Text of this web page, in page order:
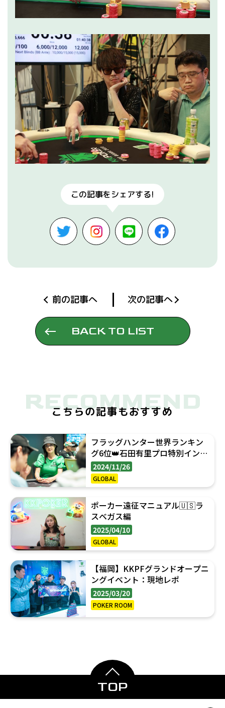
この記事をシェアする!
前の記事へ 次の記事へ
BACK TO LIST
RECOMMEND
こちらの記事もおすすめ
フラッグハンター世界ランキン
グ6位👑石田有里プロ特別インタ
ビュー
2024/11/26
GLOBAL
ポーカー遠征マニュアル🇺🇸ラ
スベガス編
2025/04/10
GLOBAL
【福岡】KKPFグランドオープニ
ングイベント：現地レポ
2025/03/20
POKER ROOM
TOP